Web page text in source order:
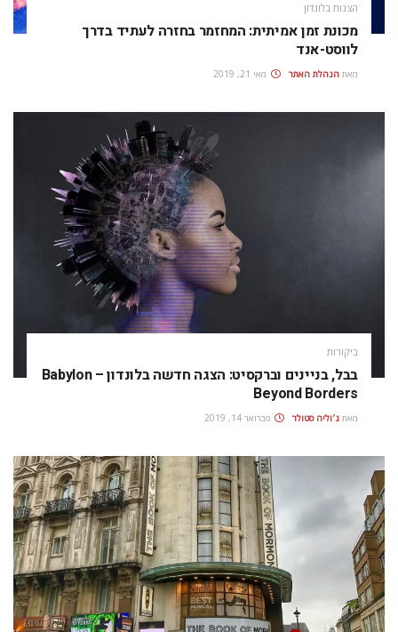
הצגות בלונדון
מכונת זמן אמיתית: המחזמר בחזרה לעתיד בדרך
לווסט-אנד
מאת הנהלת האתר מאי 21, 2019
ביקורות
בבל, בניינים וברקסיט: הצגה חדשה בלונדון – Babylon
Beyond Borders
מאת ג׳וליה סטולר פברואר 14, 2019